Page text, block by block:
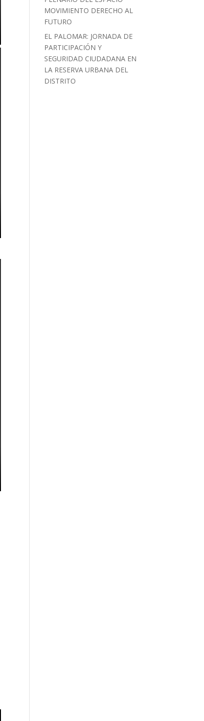
MOVIMIENTO DERECHO AL
FUTURO
EL PALOMAR: JORNADA DE
PARTICIPACIÓN Y
SEGURIDAD CIUDADANA EN
LA RESERVA URBANA DEL
DISTRITO